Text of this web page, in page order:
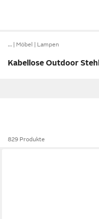
… Möbel Lampen
Kabellose Outdoor
829 Produkte